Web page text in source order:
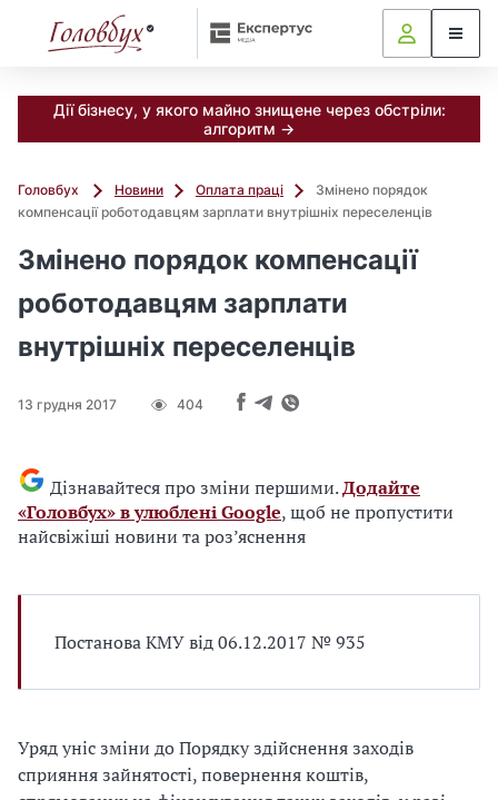
Дії бізнесу, у якого майно знищене через обстріли:
алгоритм →
Головбух Новини Оплата праці
Змінено порядок
компенсації роботодавцям зарплати внутрішніх переселенців
Змінено порядок компенсації
роботодавцям зарплати
внутрішніх переселенців
13 грудня 2017 404
Дізнавайтеся про зміни першими.Додайте
«Головбух» в улюблені Google, щоб не пропустити
найсвіжіші новини та роз’яснення
Постанова КМУ від 06.12.2017 № 935
Уряд уніс зміни до Порядку здійснення заходів
сприяння зайнятості, повернення коштів,